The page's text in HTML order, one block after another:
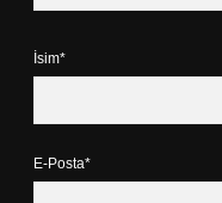
İsim*
E-Posta*